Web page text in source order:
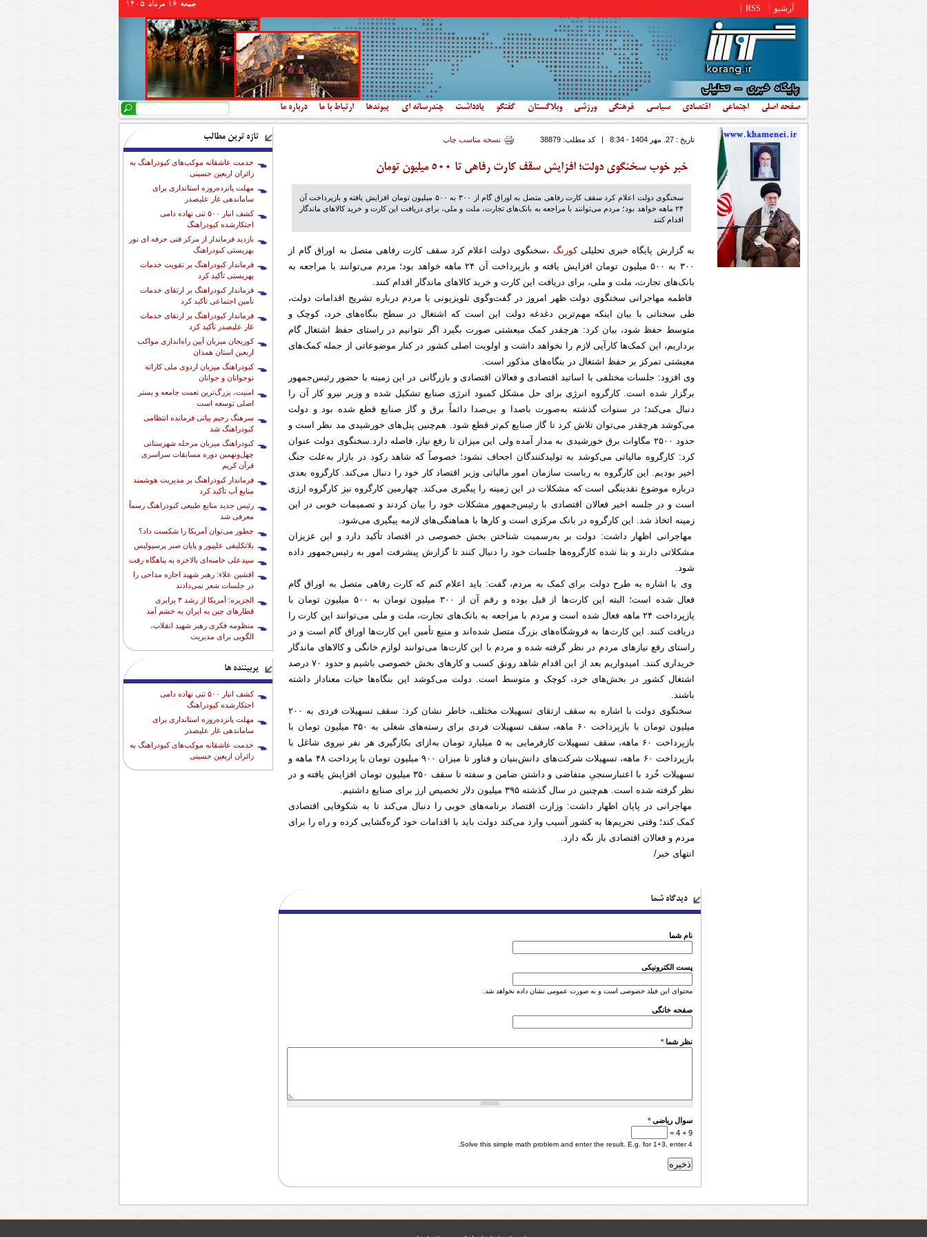
جمعه 16 مرداد 1405 آرشیو RSS
صفحه اصلی اجتماعی اقتصادی سیاسی فرهنگی ورزشی وبلاگستان گفتگو یادداشت چندرسانه ای پیوندها ارتباط با ما درباره ما فرم جستجو
جستجو
تازه ترین مطالب
خدمت عاشقانه موکب‌های کبودراهنگ به
زائران اربعین حسینی
مهلت پانزده‌روزه استانداری برای
ساماندهی غار علیصدر
کشف انبار ۵۰۰ تنی نهاده دامی
احتکارشده کبودراهنگ
بازدید فرماندار از مرکز فنی حرفه ای نور
بهزیستی کبودراهنگ
فرماندار کبودراهنگ بر تقویت خدمات
بهزیستی تأکید کرد
فرماندار کبودراهنگ بر ارتقای خدمات
تأمین اجتماعی تأکید کرد
فرماندار کبودراهنگ بر ارتقای خدمات
غار علیصدر تأکید کرد
کوریجان میزبان آیین راه‌اندازی مواکب
اربعین استان همدان
کبودراهنگ میزبان اردوی ملی کاراته
نوجوانان و جوانان
امنیت، بزرگ‌ترین نعمت جامعه و بستر
اصلی توسعه است
سرهنگ رحیم بیاتی فرمانده انتظامی
کبودراهنگ شد
کبودراهنگ میزبان مرحله شهرستانی
چهل‌ونهمین دوره مسابقات سراسری
قرآن کریم
فرماندار کبودراهنگ بر مدیریت هوشمند
منابع آب تأکید کرد
رئیس جدید منابع طبیعی کبودراهنگ رسماً
معرفی شد
چطور می‌توان آمریکا را شکست داد؟
بلاتکلیفی علیپور و پایان صبر پرسپولیس
سیدعلی خامنه‌ای بالاخره به پناهگاه رفت
افشین علاء: رهبر شهید اجازه مداحی را
در جلسات شعر نمی‌دادند
الجزیره: آمریکا از رشد ۳ برابری
قطارهای چین به ایران به خشم آمد
منظومه فکری رهبر شهید انقلاب،
الگویی برای مدیریت
پربیننده ها
کشف انبار ۵۰۰ تنی نهاده دامی
احتکارشده کبودراهنگ
مهلت پانزده‌روزه استانداری برای
ساماندهی غار علیصدر
خدمت عاشقانه موکب‌های کبودراهنگ به
زائران اربعین حسینی
تاریخ : 27. مهر 1404 - 8:34 |کد مطلب:38879 نسخه مناسب چاپ
خبر خوب سخنگوی دولت؛ افزایش سقف کارت رفاهی تا ۵۰۰ میلیون تومان
سخنگوی دولت اعلام کرد سقف کارت رفاهی متصل به اوراق گام از ۳۰۰ به ۵۰۰ میلیون تومان افزایش یافته و بازپرداخت آن
۲۴ ماهه خواهد بود؛ مردم می‌توانند با مراجعه به بانک‌های تجارت، ملت و ملی، برای دریافت این کارت و خرید کالاهای ماندگار
اقدام کنند
به گزارش پایگاه خبری تحلیلیکورنگ ،سخنگوی دولت اعلام کرد سقف کارت رفاهی متصل به اوراق گام از
۳۰۰ به ۵۰۰ میلیون تومان افزایش یافته و بازپرداخت آن ۲۴ ماهه خواهد بود؛ مردم می‌توانند با مراجعه به
بانک‌های تجارت، ملت و ملی، برای دریافت این کارت و خرید کالاهای ماندگار اقدام کنند.
فاطمه مهاجرانی سخنگوی دولت ظهر امروز در گفت‌وگوی تلویزیونی با مردم درباره تشریح اقدامات دولت،
طی سخنانی با بیان اینکه مهم‌ترین دغدغه دولت این است که اشتغال در سطح بنگاه‌های خرد، کوچک و
متوسط حفظ شود، بیان کرد: هرچقدر کمک میعشتی صورت بگیرد اگر نتوانیم در راستای حفظ اشتغال گام
برداریم، این کمک‌ها کارآیی لازم را نخواهد داشت و اولویت اصلی کشور در کنار موضوعاتی از جمله کمک‌های
معیشتی تمرکز بر حفظ اشتغال در بنگاه‌های مذکور است.
وی افزود: جلسات مختلفی با اساتید اقتصادی و فعالان اقتصادی و بازرگانی در این زمینه با حضور رئیس‌جمهور
برگزار شده است. کارگروه انرژی برای حل مشکل کمبود انرژی صنایع تشکیل شده و وزیر نیرو کار آن را
دنبال می‌کند؛ در سنوات گذشته به‌صورت باصدا و بی‌صدا دائماً برق و گاز صنایع قطع شده بود و دولت
می‌کوشد هرچقدر می‌توان تلاش کرد تا گاز صنایع کم‌تر قطع شود. هم‌چنین پنل‌های خورشیدی مد نظر است و
حدود ۲۵۰۰ مگاوات برق خورشیدی به مدار آمده ولی این میزان تا رفع نیاز، فاصله دارد.سخنگوی دولت عنوان
کرد: کارگروه مالیاتی می‌کوشد به تولیدکنندگان اجحاف نشود؛ خصوصاً که شاهد رکود در بازار به‌علت جنگ
اخیر بودیم. این کارگروه به ریاست سازمان امور مالیاتی وزیر اقتصاد کار خود را دنبال می‌کند. کارگروه بعدی
درباره موضوع نقدینگی است که مشکلات در این زمینه را پیگیری می‌کند. چهارمین کارگروه نیز کارگروه ارزی
است و در جلسه اخیر فعالان اقتصادی با رئیس‌جمهور مشکلات خود را بیان کردند و تصمیمات خوبی در این
زمینه اتخاذ شد. این کارگروه در بانک مرکزی است و کارها با هماهنگی‌های لازمه پیگیری می‌شود.
مهاجرانی اظهار داشت: دولت بر به‌رسمیت شناختن بخش خصوصی در اقتصاد تأکید دارد و این عزیزان
مشکلاتی دارند و بنا شده کارگروه‌ها جلسات خود را دنبال کنند تا گزارش پیشرفت امور به رئیس‌جمهور داده
شود.
وی با اشاره به طرح دولت برای کمک به مردم، گفت: باید اعلام کنم که کارت رفاهی متصل به اوراق گام
فعال شده است؛ البته این کارت‌ها از قبل بوده و رقم آن از ۳۰۰ میلیون تومان به ۵۰۰ میلیون تومان با
پازپرداخت ۲۴ ماهه فعال شده است و مردم با مراجعه به بانک‌های تجارت، ملت و ملی می‌توانند این کارت را
دریافت کنند. این کارت‌ها به فروشگاه‌های بزرگ متصل شده‌اند و منبع تأمین این کارت‌ها اوراق گام است و در
راستای رفع نیازهای مردم در نظر گرفته شده و مردم با این کارت‌ها می‌توانند لوازم خانگی و کالاهای ماندگار
خریداری کنند. امیدواریم بعد از این اقدام شاهد رونق کسب و کارهای بخش خصوصی باشیم و حدود ۷۰ درصد
اشتغال کشور در بخش‌های خرد، کوچک و متوسط است. دولت می‌کوشد این بنگاه‌ها حیات معنادار داشته
باشند.
سخنگوی دولت با اشاره به سقف ارتقای تسهیلات مختلف، خاطر نشان کرد: سقف تسهیلات فردی به ۲۰۰
میلیون تومان با بازپرداخت ۶۰ ماهه، سقف تسهیلات فردی برای رسته‌های شغلی به ۳۵۰ میلیون تومان با
بازپرداخت ۶۰ ماهه، سقف تسهیلات کارفرمایی به ۵ میلیارد تومان به‌ازای بکارگیری هر نفر نیروی شاغل با
بازپرداخت ۶۰ ماهه، تسهیلات شرکت‌های دانش‌بنیان و فناور تا میزان ۹۰۰ میلیون تومان با پرداخت ۴۸ ماهه و
تسهیلات خُرد با اعتبارسنجیِ متفاضی و داشتن ضامن و سفته تا سقف ۳۵۰ میلیون تومان افزایش یافته و در
نظر گرفته شده است. هم‌چنین در سال گذشته ۳۹۵ میلیون دلار تخصیص ارز برای صنایع داشتیم.
مهاجرانی در پایان اظهار داشت: وزارت اقتصاد برنامه‌های خوبی را دنبال می‌کند تا به شکوفایی اقتصادی
کمک کند؛ وقتی تحریم‌ها به کشور آسیب وارد می‌کند دولت باید با اقدامات خود گره‌گشایی کرده و راه را برای
مردم و فعالان اقتصادی باز نگه دارد.
انتهای خبر/
دیدگاه شما
نام شما
پست الکترونیکی
محتوای این فیلد خصوصی است و به صورت عمومی نشان داده نخواهد شد.
صفحه خانگی
نظر شما*
سوال ریاضی*
9 + 4 =
Solve this simple math problem and enter the result. E.g. for 1+3, enter 4.